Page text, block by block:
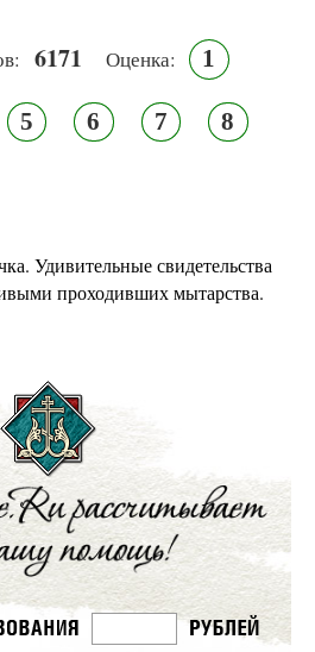
6171 Оценка: 1
5 6 7 8
Удивительные свидетельства
проходивших мытарства.